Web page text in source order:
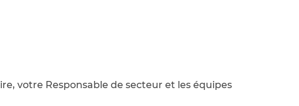
votre Responsable de secteur et les équipes